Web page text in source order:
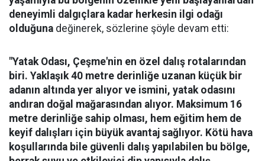
deneyimli dalgıçlara kadar herkesin ilgi odağı
olduğuna değinerek, sözlerine şöyle devam etti:
"Yatak Odası, Çeşme'nin en özel dalış rotalarından
biri. Yaklaşık 40 metre derinliğe uzanan küçük bir
adanın altında yer alıyor ve ismini, yatak odasını
andıran doğal mağarasından alıyor. Maksimum 16
metre derinliğe sahip olması, hem eğitim hem de
keyif dalışları için büyük avantaj sağlıyor. Kötü hava
koşullarında bile güvenli dalış yapılabilen bu bölge,